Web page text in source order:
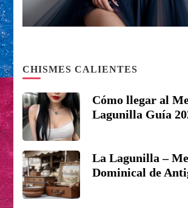
CHISMES CALIENTES
Cómo llegar al
Lagunilla Guía
La Lagunilla –
Dominical de